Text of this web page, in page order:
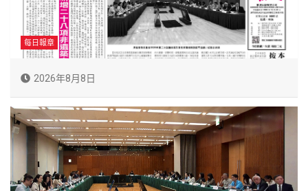
每日報章
2026年8月8日